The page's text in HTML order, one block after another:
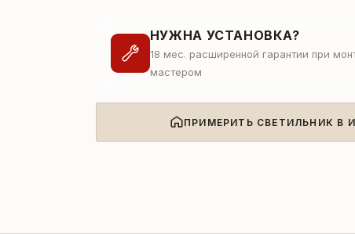
НУЖНА УСТАНОВКА?
18 мес. расширенной гарантии при
мастером
ПРИМЕРИТЬ СВЕТИЛЬНИК В